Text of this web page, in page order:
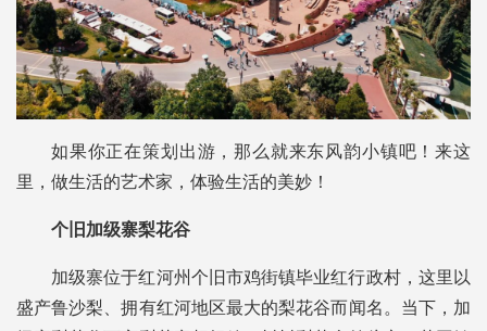
如果你正在策划出游，那么就来东风韵小镇吧！来这
里，做生活的艺术家，体验生活的美妙！
个旧加级寨梨花谷
加级寨位于红河州个旧市鸡街镇毕业红行政村，这里以
盛产鲁沙梨、拥有红河地区最大的梨花谷而闻名。当下，加